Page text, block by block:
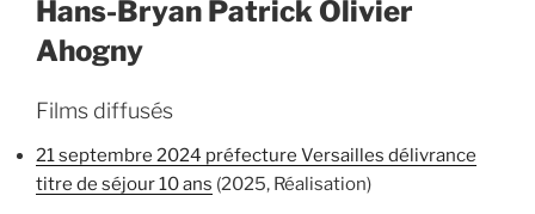
Hans-Bryan Patrick Olivier
Ahogny
Films diffusés
21 septembre 2024 préfecture Versailles délivrance
titre de séjour 10 ans (2025, Réalisation)